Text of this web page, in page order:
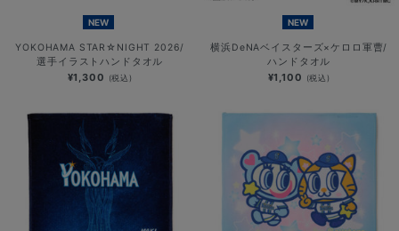
NEW
YOKOHAMA STAR☆NIGHT 2026/
選手イラストハンドタオル
¥1,300 (税込)
NEW
横浜DeNAベイスターズ×ケロロ軍曹/
ハンドタオル
¥1,100 (税込)